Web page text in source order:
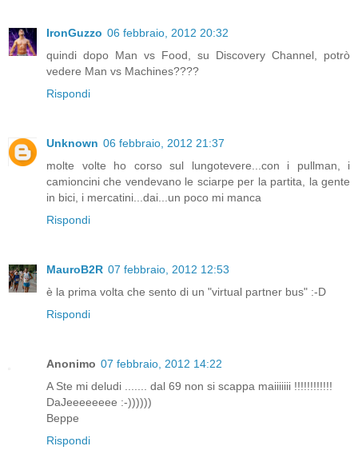
IronGuzzo 06 febbraio, 2012 20:32
quindi dopo Man vs Food, su Discovery Channel, potrò
vedere Man vs Machines????
Rispondi
Unknown 06 febbraio, 2012 21:37
molte volte ho corso sul lungotevere...con i pullman, i
camioncini che vendevano le sciarpe per la partita, la gente
in bici, i mercatini...dai...un poco mi manca
Rispondi
MauroB2R 07 febbraio, 2012 12:53
è la prima volta che sento di un "virtual partner bus" :-D
Rispondi
Anonimo 07 febbraio, 2012 14:22
A Ste mi deludi ....... dal 69 non si scappa maiiiiiii !!!!!!!!!!!!
DaJeeeeeeee :-))))))
Beppe
Rispondi